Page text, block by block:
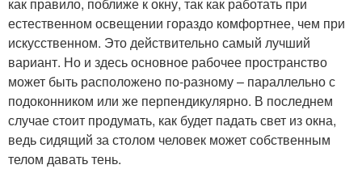
естественном освещении гораздо комфортнее, чем при
искусственном. Это действительно самый лучший
вариант. Но и здесь основное рабочее пространство
может быть расположено по-разному – параллельно с
подоконником или же перпендикулярно. В последнем
случае стоит продумать, как будет падать свет из окна,
ведь сидящий за столом человек может собственным
телом давать тень.